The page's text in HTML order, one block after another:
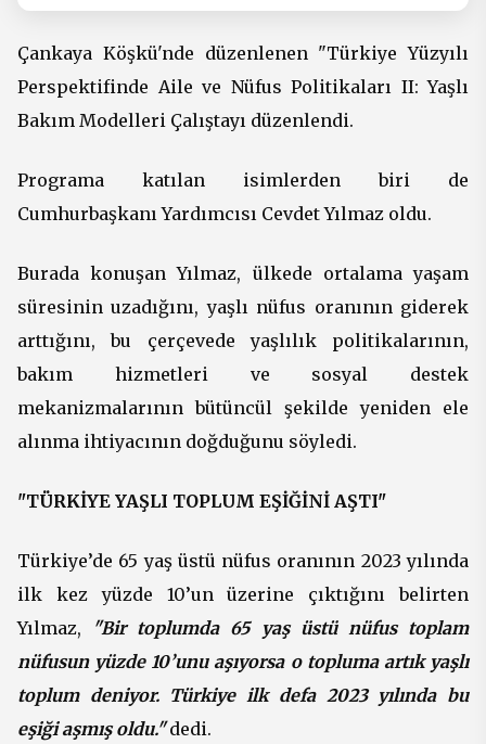
Çankaya Köşkü'nde düzenlenen "Türkiye Yüzyılı
Perspektifinde Aile ve Nüfus Politikaları II: Yaşlı
Bakım Modelleri Çalıştayı düzenlendi.
Programa katılan isimlerden biri de
Cumhurbaşkanı Yardımcısı Cevdet Yılmaz oldu.
Burada konuşan Yılmaz, ülkede ortalama yaşam
süresinin uzadığını, yaşlı nüfus oranının giderek
arttığını, bu çerçevede yaşlılık politikalarının,
bakım hizmetleri ve sosyal destek
mekanizmalarının bütüncül şekilde yeniden ele
alınma ihtiyacının doğduğunu söyledi.
"TÜRKİYE YAŞLI TOPLUM EŞİĞİNİ AŞTI"
Türkiye’de 65 yaş üstü nüfus oranının 2023 yılında
ilk kez yüzde 10’un üzerine çıktığını belirten
Yılmaz,
"Bir toplumda 65 yaş üstü nüfus toplam
nüfusun yüzde 10’unu aşıyorsa o topluma artık yaşlı
toplum deniyor. Türkiye ilk defa 2023 yılında bu
eşiği aşmış oldu."dedi.